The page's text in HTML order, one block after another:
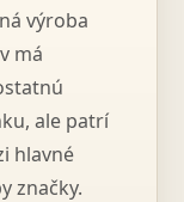
výroba
má
ale patrí
hlavné
značky.